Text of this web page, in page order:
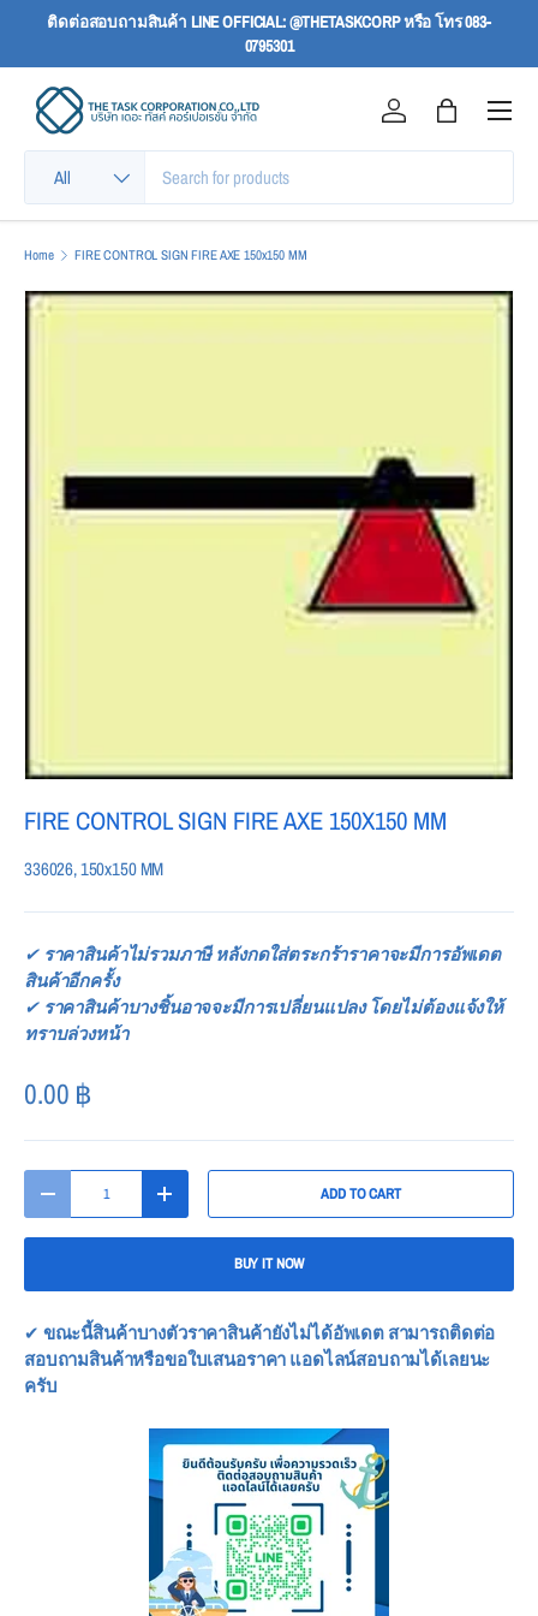
ติดต่อสอบถามสินค้า LINE OFFICIAL: @THETASKCORP หรือ โทร 083-
0795301
All
Log in Bag
Menu
Home FIRE CONTROL SIGN FIRE AXE 150x150 MM
FIRE CONTROL SIGN FIRE AXE 150X150 MM
336026, 150x150 MM
✔ ราคาสินค้าไม่รวมภาษี หลังกดใส่ตระกร้าราคาจะมีการอัพเดต
สินค้าอีกครั้ง
✔ราคาสินค้าบางชิ้นอาจจะมีการเปลี่ยนแปลง โดยไม่ต้องแจ้งให้
ทราบล่วงหน้า
0.00 ฿
- + ADD TO CART
BUY IT NOW
✔ ขณะนี้สินค้าบางตัวราคาสินค้ายังไม่ได้อัพเดต สามารถติดต่อ
สอบถามสินค้าหรือขอใบเสนอราคา แอดไลน์สอบถามได้เลยนะ
ครับ